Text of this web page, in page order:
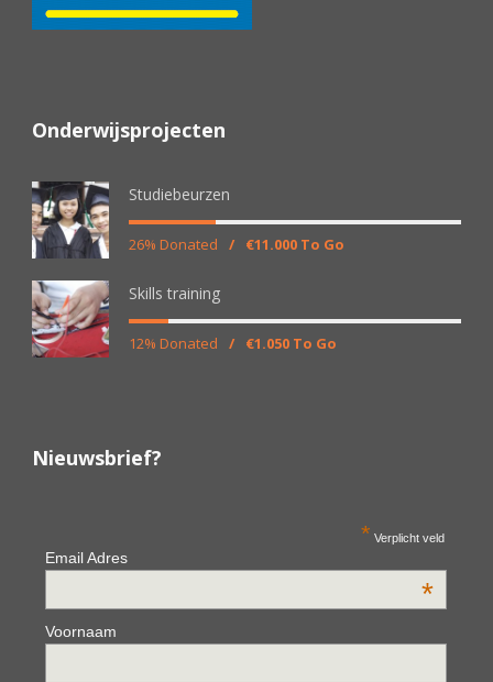
Onderwijsprojecten
Studiebeurzen
26% Donated / €11.000 To Go
Skills training
12% Donated / €1.050 To Go
Nieuwsbrief?
* Verplicht veld
Email Adres
*
Voornaam